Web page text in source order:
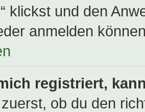
klickst und den
anmelden
registriert,
ob du den